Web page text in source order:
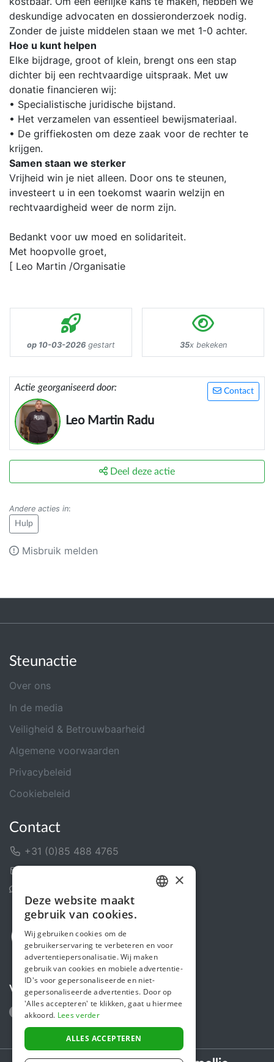
deskundige advocaten en dossieronderzoek nodig.
Zonder de juiste middelen staan we met 1-0 achter.
Hoe u kunt helpen
Elke bijdrage, groot of klein, brengt ons een stap
dichter bij een rechtvaardige uitspraak. Met uw
donatie financieren wij:
• Specialistische juridische bijstand.
• Het verzamelen van essentieel bewijsmateriaal.
• De griffiekosten om deze zaak voor de rechter te
krijgen.
Samen staan we sterker
Vrijheid win je niet alleen. Door ons te steunen,
investeert u in een toekomst waarin welzijn en
rechtvaardigheid weer de norm zijn.
Bedankt voor uw moed en solidariteit.
Met hoopvolle groet,
[ Leo Martin /Organisatie
op 10-03-2026 gestart 35x bekeken
Contact
Actie georganiseerd door:
Leo Martin Radu
Deel deze actie
Andere acties in:
Hulp
Misbruik melden
Steunactie
Over ons
In de media
Veiligheid & Betrouwbaarheid
Algemene voorwaarden
Privacybeleid
Cookiebeleid
Contact
+31 (0)85 488 4765
Volg ons
ENGLISH
×
Deze website maakt
gebruik van cookies.
Wij gebruiken cookies om de
gebruikerservaring te verbeteren en voor
advertentiepersonalisatie. Wij maken
gebruik van cookies en mobiele advertentie-
ID's voor gepersonaliseerde en niet-
gepersonaliseerde advertenties. Door op
'Alles accepteren' te klikken, gaat u hiermee
akkoord. Lees verder
ALLES ACCEPTEREN